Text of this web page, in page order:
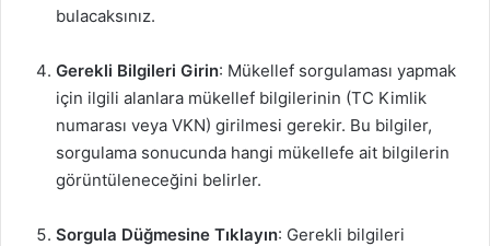
bulacaksınız.
Gerekli Bilgileri Girin: Mükellef sorgulaması yapmak
için ilgili alanlara mükellef bilgilerinin (TC Kimlik
numarası veya VKN) girilmesi gerekir. Bu bilgiler,
sorgulama sonucunda hangi mükellefe ait bilgilerin
görüntüleneceğini belirler.
Sorgula Düğmesine Tıklayın: Gerekli bilgileri